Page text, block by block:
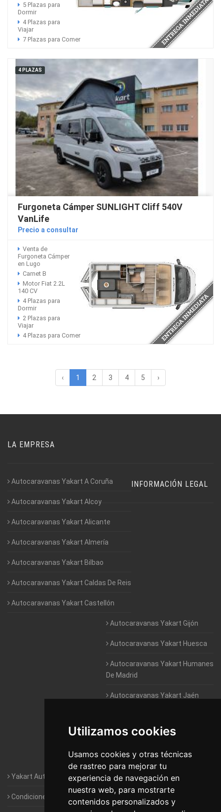
Utilizamos cookies
Usamos cookies y otras técnicas
de rastreo para mejorar tu
experiencia de navegación en
nuestra web, para mostrarte
contenidos personalizados y
5 Plazas para
Dormir
4 Plazas para
Viajar
7 Plazas para Comer
4 PLAZAS
Furgoneta Cámper SUNLIGHT Cliff 540V
VanLife
Precio a consultar
Venta de
Furgoneta Cámper
en Lugo
Carnet B
Motor Fiat 2.2L
140 CV
4 Plazas para
Dormir
2 Plazas para
Viajar
4 Plazas para Comer
‹ 1 2 3 4 5 ›
LA EMPRESA
Autocaravanas Yakart A Coruña
Autocaravanas Yakart Alcoy
Autocaravanas Yakart Alicante
Autocaravanas Yakart Almería
Autocaravanas Yakart Bilbao
Autocaravanas Yakart Caldas De Reis
Autocaravanas Yakart Castellón
Autocaravanas Yakart Gijón
Autocaravanas Yakart Huesca
Autocaravanas Yakart Humanes
De Madrid
Autocaravanas Yakart Jaén
Autocaravanas Yakart Valencia
Autocaravanas Yakart Vitoria
INFORMACIÓN LEGAL
Yakart Autocaravanas · La empresa
Condiciones de Alquiler de Yakart